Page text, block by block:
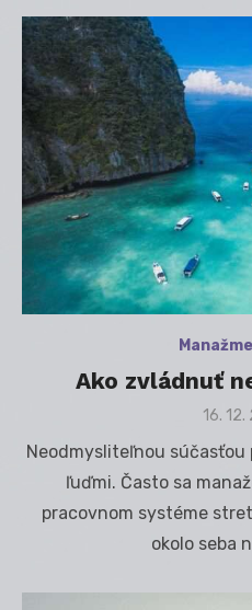
Ako zvládnuť
16.
Neodmysliteľnou súčasťou
ľuďmi. Často sa
pracovnom systéme
okolo seba